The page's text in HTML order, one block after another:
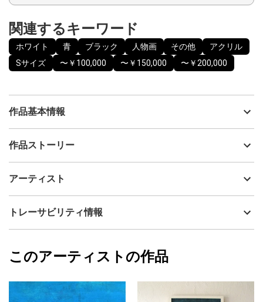
関連するキーワード
ホワイト 青 ブラック 人物画 その他
アクリル
Sサイズ
〜￥100,000 〜￥150,000 〜￥200,000
作品基本情報
出品者
制作年
アクリル
カラー
ホワイト
ジャンル
作品ストーリー
アーティスト
島田 豊実
フォローする
トレーサビリティ情報
島田 豊実
このアーティストの作品